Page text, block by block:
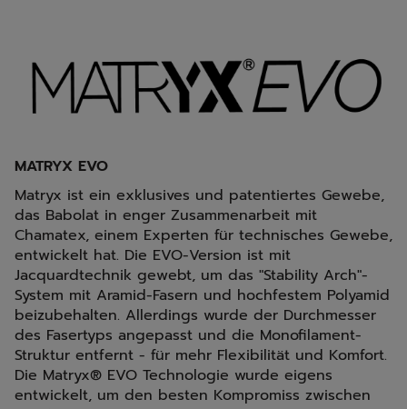
MATRYX EVO
Matryx ist ein exklusives und patentiertes Gewebe,
das Babolat in enger Zusammenarbeit mit
Chamatex, einem Experten für technisches Gewebe,
entwickelt hat. Die EVO-Version ist mit
Jacquardtechnik gewebt, um das "Stability Arch"-
System mit Aramid-Fasern und hochfestem Polyamid
beizubehalten. Allerdings wurde der Durchmesser
des Fasertyps angepasst und die Monofilament-
Struktur entfernt - für mehr Flexibilität und Komfort.
Die Matryx® EVO Technologie wurde eigens
entwickelt, um den besten Kompromiss zwischen